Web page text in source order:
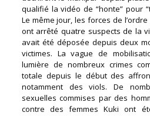
qualifié la vidéo de “honte” pour
Le même jour, les forces de
ont arrêté quatre suspects de la
avait été déposée depuis deux
victimes. La vague de
lumière de nombreux crimes
totale depuis le début des
notamment des viols. De
sexuelles commises par des
contre des femmes Kuki ont